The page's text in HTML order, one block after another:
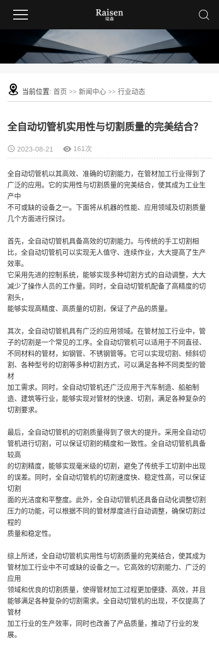
当前位置: 首页 >> 新闻中心 >> 行业动态
全自动切管机实用性与切割质量的完美结合？
2023-08-21 161次
全自动切管机以其高效、准确的切割能力，在管材加工行业得到了
广泛的应用。它的实用性与切割质量的完美结合，使其成为工业生
产中
不可或缺的设备之一。下面将从机器的性能、应用领域及切割质量
几个方面进行探讨。
首先，全自动切管机具备高效的切割能力。与传统的手工切割相
比，全自动切管机可以实现无人值守、连续作业，大大提高了生产
效率。
它采用先进的控制系统，能够实现多种切割方式的自动调整，大大
减少了操作人员的工作量。同时，全自动切管机配备了高精度的切
割头，
能够实现高精度、 高质量的切割，保证了产品的质量。
其次，全自动切管机具有广泛的应用领域。在管材加工行业中，管
子的切割是一个常见的工序。全自动切管机可以适用于不同直径、
不同材料的管材， 如钢管、不锈钢管等。它可以实现切割、倾斜切
割、各种型号的切割等多种切割方式，可以满足各种不同类型的管
材
加工需求。同时，全自动切管机还广泛应用于汽车制造、船舶制
造、建筑等行业，能够实现对管材的快速、切割，满足各种复杂的
切割要求。
最后，全自动切管机的切割质量得到了很大的提升。采用全自动切
管机进行切割，可以保证切割的精度和一致性。全自动切管机具备
较高
的切割精度， 能够实现毫米级的切割，避免了传统手工切割中出现
的误差。同时，全自动切管机的切割速度快、稳定性高，可以保证
切割
面的光洁度和平整度。此外， 全自动切管机还具备自动化调整切割
压力的功能，可以根据不同的管材厚度进行自动调整，确保切割过
程的
质量和稳定性。
综上所述，全自动切管机实用性与切割质量的完美结合，使其成为
管材加工行业中不可或缺的设备之一。它高效的切割能力、广泛的
应用
领域和优良的切割质量，使得管材加工过程更加便捷、高效，并且
能够满足各种复杂的切割需求。全自动切管机的出现，不仅提高了
管材
加工行业的生产效率，同时也改善了产品质量，推动了行业的发
展。